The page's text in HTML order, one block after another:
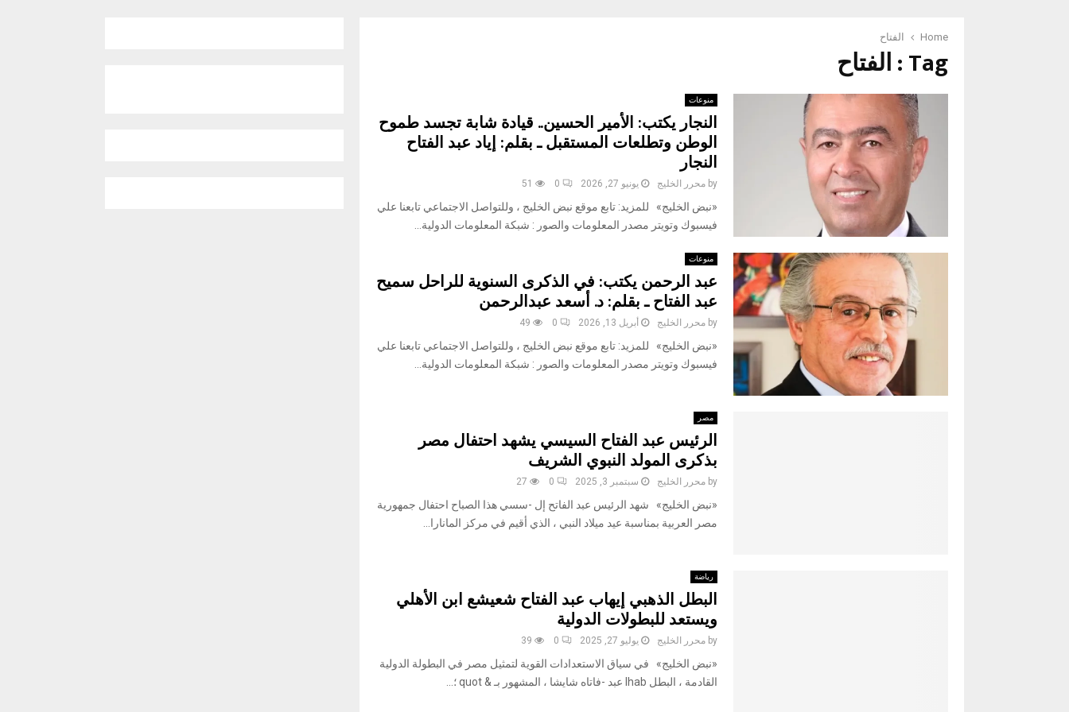
Home الفتاح
Tag : الفتاح
منوعات
النجار يكتب: الأمير الحسين.. قيادة شابة تجسد طموح
الوطن وتطلعات المستقبل ـ بقلم: إياد عبد الفتاح
النجار
by محرر الخليج يونيو 27, 2026 0
51
«نبض الخليج» للمزيد: تابع موقع نبض الخليج ، وللتواصل الاجتماعي تابعنا علي
فيسبوك وتويتر مصدر المعلومات والصور : شبكة المعلومات الدولية...
منوعات
عبد الرحمن يكتب: في الذكرى السنوية للراحل سميح
عبد الفتاح ـ بقلم: د. أسعد عبدالرحمن
by محرر الخليج أبريل 13, 2026 0
49
«نبض الخليج» للمزيد: تابع موقع نبض الخليج ، وللتواصل الاجتماعي تابعنا علي
فيسبوك وتويتر مصدر المعلومات والصور : شبكة المعلومات الدولية...
مصر
الرئيس عبد الفتاح السيسي يشهد احتفال مصر
بذكرى المولد النبوي الشريف
by محرر الخليج سبتمبر 3, 2025 0
27
«نبض الخليج» شهد الرئيس عبد الفاتح إل -سسي هذا الصباح احتفال جمهورية
مصر العربية بمناسبة عيد ميلاد النبي ، الذي أقيم في مركز المانارا...
رياضة
البطل الذهبي إيهاب عبد الفتاح شعيشع ابن الأهلي
ويستعد للبطولات الدولية
by محرر الخليج يوليو 27, 2025 0
39
«نبض الخليج» في سياق الاستعدادات القوية لتمثيل مصر في البطولة الدولية
القادمة ، البطل Ihab عبد -فاتاه شايشا ، المشهور بـ & quot ؛...